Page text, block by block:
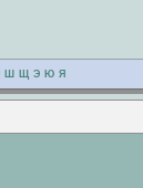
Ш Щ Э Ю Я